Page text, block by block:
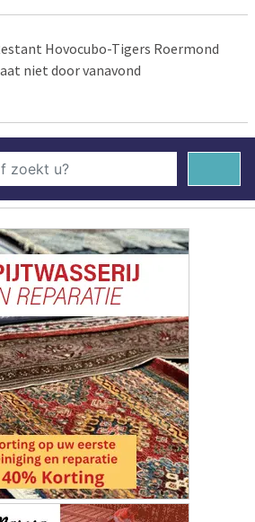
Hovocubo-Tigers Roermond
niet door vanavond